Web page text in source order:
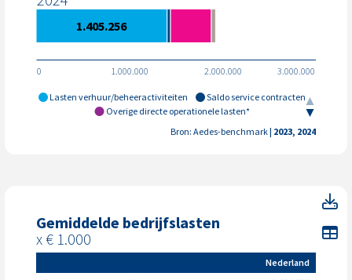
Lasten verhuur/beheeractiviteiten
Saldo service contracten
Overige directe operationele lasten*
0 1.000.000 2.000.000 3.000.000
1.405.256
Bron: Aedes-benchmark| 2023, 2024
Gemiddelde bedrijfslasten
x € 1.000
Nederland